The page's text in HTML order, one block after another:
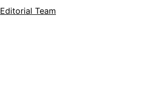
Editorial Team